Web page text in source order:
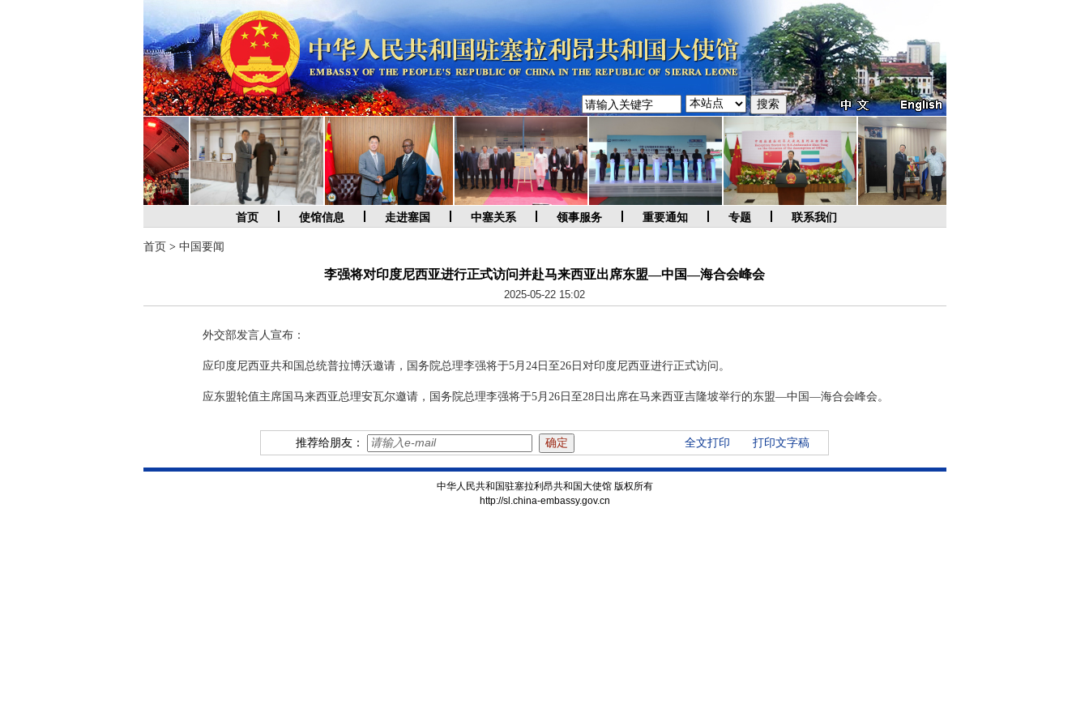
首页 使馆信息 走进塞国 中塞关系 领事服务 重要通知 专题 联系我们
首页 > 中国要闻
李强将对印度尼西亚进行正式访问并赴马来西亚出席东盟—中国—海合会峰会
2025-05-22 15:02
外交部发言人宣布：
应印度尼西亚共和国总统普拉博沃邀请，国务院总理李强将于5月24日至26日对印度尼西亚进行正式访问。
应东盟轮值主席国马来西亚总理安瓦尔邀请，国务院总理李强将于5月26日至28日出席在马来西亚吉隆坡举行的东盟—中国—海合会峰会。
推荐给朋友： 全文打印 打印文字稿
中华人民共和国驻塞拉利昂共和国大使馆 版权所有
http://sl.china-embassy.gov.cn